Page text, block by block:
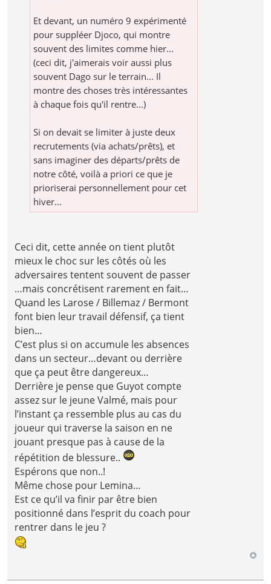
Et devant, un numéro 9 expérimenté
pour suppléer Djoco, qui montre
souvent des limites comme hier...
(ceci dit, j'aimerais voir aussi plus
souvent Dago sur le terrain... Il
montre des choses très intéressantes
à chaque fois qu'il rentre...)
Si on devait se limiter à juste deux
recrutements (via achats/prêts), et
sans imaginer des départs/prêts de
notre côté, voilà a priori ce que je
prioriserai personnellement pour cet
hiver...
Ceci dit, cette année on tient plutôt
mieux le choc sur les côtés où les
adversaires tentent souvent de passer
…mais concrétisent rarement en fait…
Quand les Larose / Billemaz / Bermont
font bien leur travail défensif, ça tient
bien…
C’est plus si on accumule les absences
dans un secteur…devant ou derrière
que ça peut être dangereux…
Derrière je pense que Guyot compte
assez sur le jeune Valmé, mais pour
l’instant ça ressemble plus au cas du
joueur qui traverse la saison en ne
jouant presque pas à cause de la
répétition de blessure..
Espérons que non..!
Même chose pour Lemina…
Est ce qu’il va finir par être bien
positionné dans l’esprit du coach pour
rentrer dans le jeu ?